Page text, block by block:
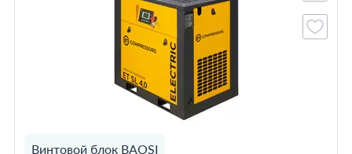
Винтовой блок BAOSI